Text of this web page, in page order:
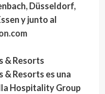
Düsseldorf,
y junto al
& Resorts
Resorts es una
Hospitality Group